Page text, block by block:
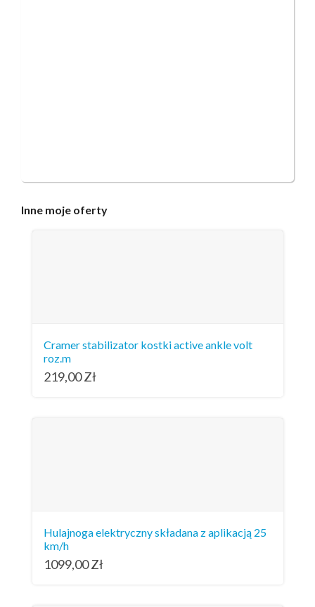
Inne moje oferty
Cramer stabilizator kostki active ankle volt
roz.m
219,00Zł
Hulajnoga elektryczny składana z aplikacją 25
km/h
1099,00Zł